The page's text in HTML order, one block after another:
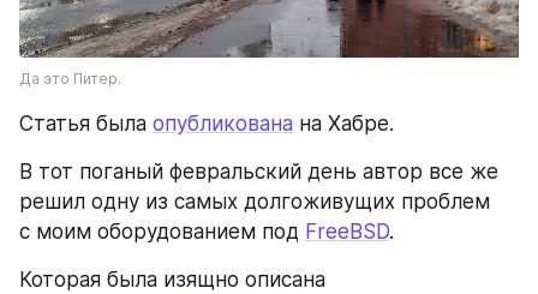
Да это Питер.
Статья была опубликована на Хабре.
В тот поганый февральский день автор все же
решил одну из самых долгоживущих проблем
с моим оборудованием под FreeBSD.
Которая была изящно описана